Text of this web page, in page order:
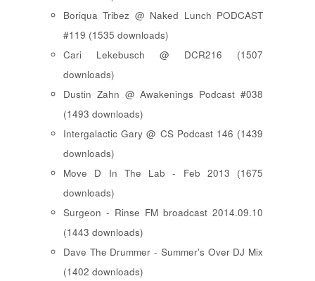
Boriqua Tribez @ Naked Lunch PODCAST
#119 (1535 downloads)
Cari Lekebusch @ DCR216 (1507
downloads)
Dustin Zahn @ Awakenings Podcast #038
(1493 downloads)
Intergalactic Gary @ CS Podcast 146 (1439
downloads)
Move D In The Lab - Feb 2013 (1675
downloads)
Surgeon - Rinse FM broadcast 2014.09.10
(1443 downloads)
Dave The Drummer - Summer's Over DJ Mix
(1402 downloads)